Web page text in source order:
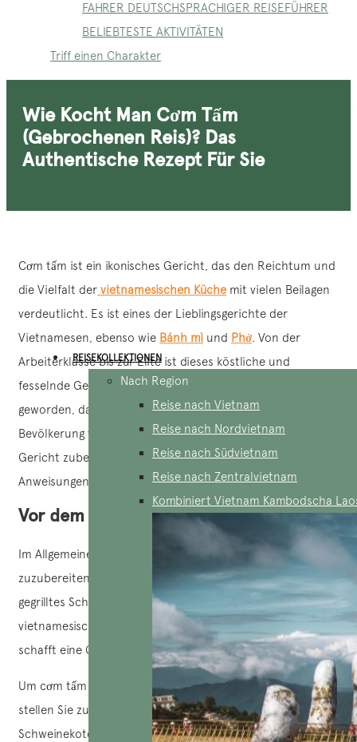
FAHRER DEUTSCHSPRACHIGER REISEFÜHRER
BELIEBTESTE AKTIVITÄTEN
Triff einen Charakter
REISEKOLLEKTIONEN
Nach Region
Reise nach Vietnam
Reise nach Nordvietnam
Reise nach Südvietnam
Reise nach Zentralvietnam
Kombiniert Vietnam Kambodscha
Wie Kocht Man Cơm Tấm
(gebrochenen Reis)? Das
Authentische Rezept Für Sie
Cơm tấm ist ein ikonisches Gericht, das den Reichtum und
die Vielfalt der vietnamesischen Küchemit vielen Beilagen
verdeutlicht. Es ist eines der Lieblingsgerichte der
Vietnamesen, ebenso wie Bánh mì und Phở. Von der
Arbeiterklasse bis zur Elite ist dieses köstliche und
fesselnde Gericht zu einem kulinarischen Symbol
geworden, das alle Schichten der vietnamesischen
Bevölkerung vereint. Um herauszufinden, wie Sie dieses
Gericht zubereiten können, folgen Sie diesen
Anweisungen!
Vor dem Kochen des Com Tam
Im Allgemeinen ist dieses Gericht sehr einfach
zuzubereiten. Die Kombination der 3 Hauptbestandteile:
gegrilltes Schweinefleisch, „chả“ – bezeichnet
vietnamesische Dampfomeletts, geriebene Schweinehaut –
schafft eine Geschmacksexplosion.
Um cơm tấm – gebrochenen Reis zu Hause zuzubereiten,
stellen Sie zunächst die folgenden Zutaten zusammen:
Schweinekoteletts oder Ribs, Schalotten, Bruchreis